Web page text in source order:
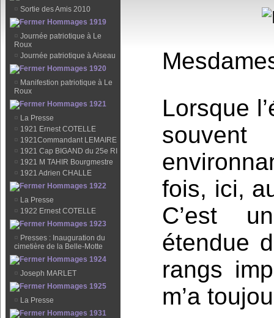
¤ Sortie des Amis 2010
Hommages 1919
¤ Journée patriotique à Le
Roux
¤ Journée patriotique à Aiseau
Hommages 1920
¤ Manifestion patriotique à Le
Roux
Hommages 1921
¤ La Presse
¤ 1921 Ernest COTELLE
¤ 1921Commandant LEMAIRE
¤ 1921 Cap BIGAND du 25e RI
¤ 1921 M TAHIR Bourgmestre
¤ 1921 Adrien CHALLE
Hommages 1922
¤ La Presse
¤ 1922 Ernest COTELLE
Hommages 1923
¤ Presses : Inauguration du
cimetière de la Belle-Motte
Hommages 1924
¤ Joseph MARLET
Hommages 1925
¤ La Presse
Hommages 1931
Lorsque
fois, ici,
C’est
étendue
rangs
m’a